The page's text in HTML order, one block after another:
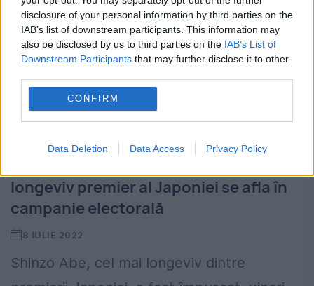
disclosure of your personal information by third parties on the
IAB’s list of downstream participants. This information may
also be disclosed by us to third parties on the IAB’s List of
Downstream Participants that may further disclose it to other
CONFIRM
Data Deletion Data Access Privacy Policy
Update. Shinzo Abe a murit la spital,
longeviv premier al Japoniei se afla în
campanie electorală
8 IULIE 2022
Shinzo Abe, cel mai longeviv dintre